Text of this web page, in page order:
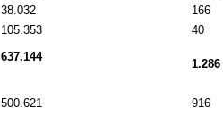
38.032
166
105.353
40
637.144
1.286
500.621
916